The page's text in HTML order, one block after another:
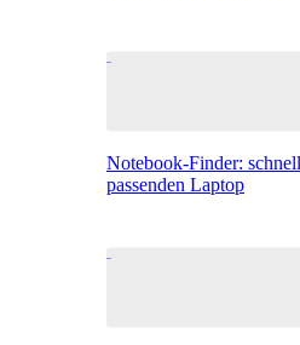
Notebook-Finder:
passenden Laptop